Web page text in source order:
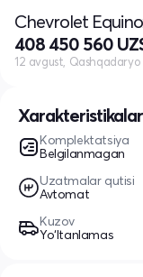
Komplektatsiya
Belgilanmagan
Uzatmalar qutisi
Avtomat
Kuzov
Yo‘ltanlamas
Chevrolet
408 450 560
12 avgust,